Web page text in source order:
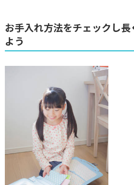
お手入れ方法をチェックし
よう